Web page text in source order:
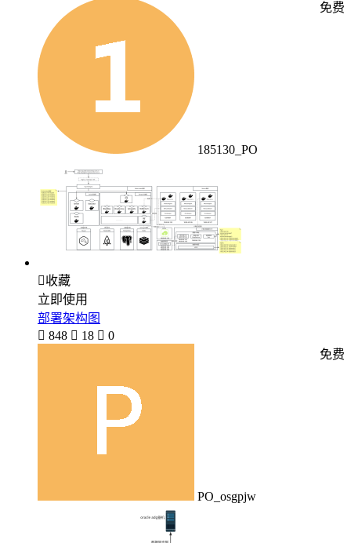
185130_PO
免费
收藏
立即使用
部署架构图
 848  18  0
PO_osgpjw
免费